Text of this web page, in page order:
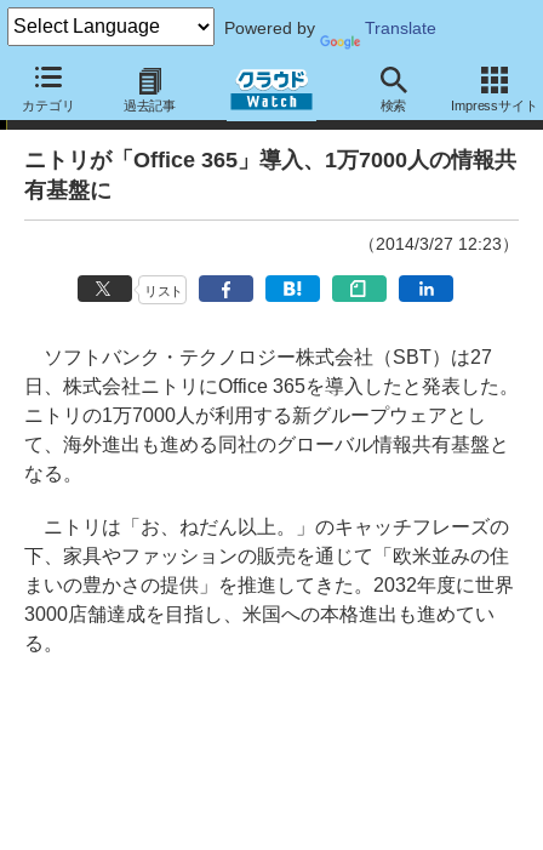
Powered by Translate
カテゴリ 過去記事 検索 Impressサイト
ニュース
ニトリが「Office 365」導入、1万7000人の情報共
有基盤に
（2014/3/27 12:23）
リスト
ソフトバンク・テクノロジー株式会社（SBT）は27
日、株式会社ニトリにOffice 365を導入したと発表した。
ニトリの1万7000人が利用する新グループウェアとし
て、海外進出も進める同社のグローバル情報共有基盤と
なる。
ニトリは「お、ねだん以上。」のキャッチフレーズの
下、家具やファッションの販売を通じて「欧米並みの住
まいの豊かさの提供」を推進してきた。2032年度に世界
3000店舗達成を目指し、米国への本格進出も進めてい
る。